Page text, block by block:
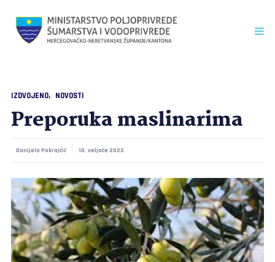
IZDVOJENO NOVOSTI
Preporuka maslinarima
Danijela Pokrajčić 10. veljače 2022.